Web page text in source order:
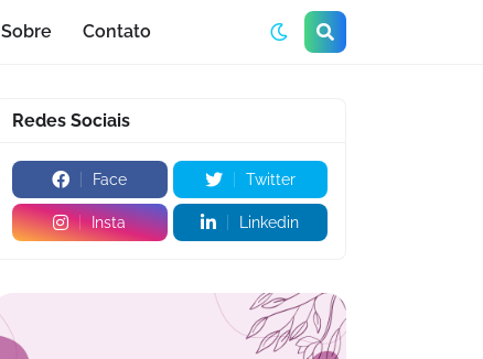
Sobre Contato
Redes Sociais
Face Twitter
Insta Linkedin